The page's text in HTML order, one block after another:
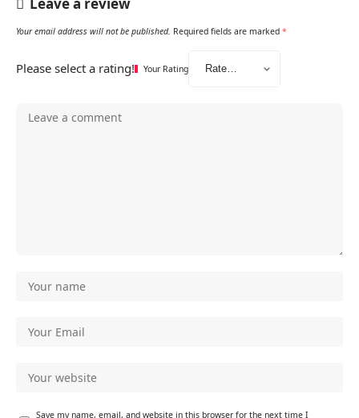
Your email address will not be published. Required fields are marked *
Please select a rating! Your Rating
Save my name, email, and website in this browser for the next time I